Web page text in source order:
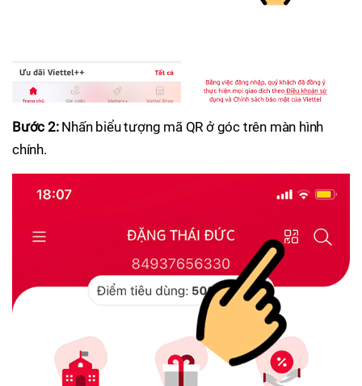
Bước 2:Nhấn biểu tượng mã QR ở góc trên màn hình
chính.